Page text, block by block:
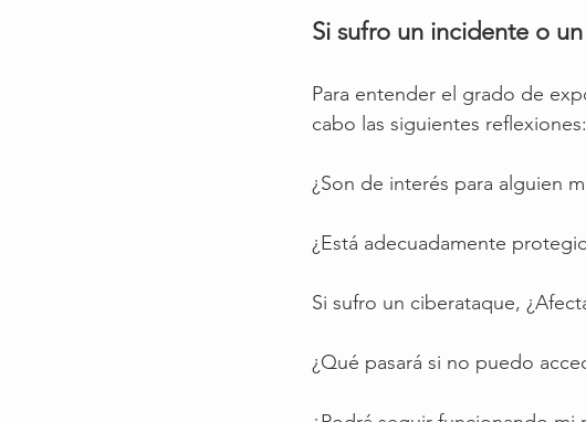
Si sufro un incidente o
Para entender el grado de
cabo las siguientes reflexiones:
¿Son de interés para alguien
¿Está adecuadamente
Si sufro un ciberataque,
¿Qué pasará si no puedo